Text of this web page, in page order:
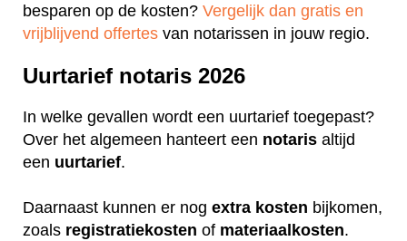
besparen op de kosten? Vergelijk dan gratis en
vrijblijvend offertes van notarissen in jouw regio.
Uurtarief notaris 2026
In welke gevallen wordt een uurtarief toegepast?
Over het algemeen hanteert een notaris altijd
een uurtarief.
Daarnaast kunnen er nog extra kosten bijkomen,
zoals registratiekosten of materiaalkosten.